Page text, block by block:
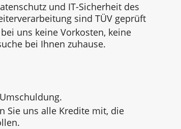
und IT-Sicherheit des
sind TÜV geprüft
uns keine Vorkosten, keine
bei Ihnen zuhause.
Sie uns alle Kredite mit, die